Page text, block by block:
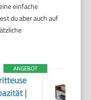
einfache
du aber auch auf
ANGEBOT
|